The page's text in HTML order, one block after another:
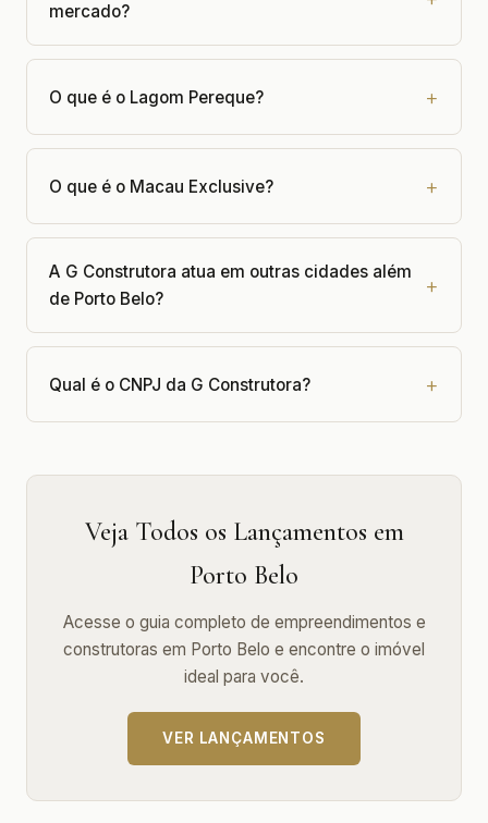
mercado?
O que é o Lagom Pereque?
O que é o Macau Exclusive?
A G Construtora atua em outras cidades além
de Porto Belo?
Qual é o CNPJ da G Construtora?
Veja Todos os Lançamentos em
Porto Belo
Acesse o guia completo de empreendimentos e
construtoras em Porto Belo e encontre o imóvel
ideal para você.
VER LANÇAMENTOS